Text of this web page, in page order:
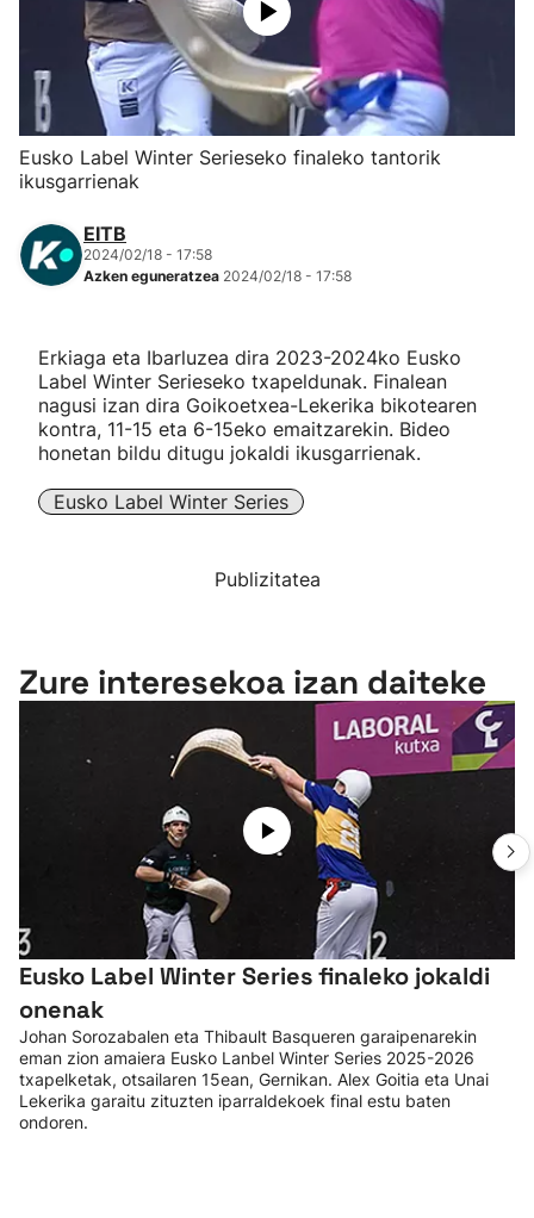
Herri-kirolak
Eskubaloia
Kirolak 360
Atletismoa
Kirol gehiago
"Helmuga"
Eusko Label Winter Serieseko finaleko tantorik
ikusgarrienak
EITB
2024/02/18 - 17:58
Azken eguneratzea 2024/02/18 - 17:58
Erkiaga eta Ibarluzea dira 2023-2024ko Eusko
Label Winter Serieseko txapeldunak. Finalean
nagusi izan dira Goikoetxea-Lekerika bikotearen
kontra, 11-15 eta 6-15eko emaitzarekin. Bideo
honetan bildu ditugu jokaldi ikusgarrienak.
Eusko Label Winter Series
Publizitatea
Zure interesekoa izan daiteke
Eusko Label Winter Series finaleko jokaldi
onenak
Johan Sorozabalen eta Thibault Basqueren garaipenarekin
eman zion amaiera Eusko Lanbel Winter Series 2025-2026
txapelketak, otsailaren 15ean, Gernikan. Alex Goitia eta Unai
Lekerika garaitu zituzten iparraldekoek final estu baten
ondoren.